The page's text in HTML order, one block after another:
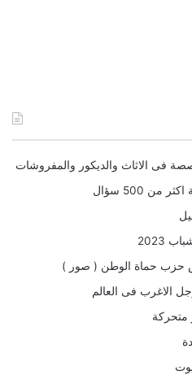
فى الاثاث والديكور والمفروشات
500 سؤال
2023
حزب حماة الوطن ( صور )
الاغرب فى العالم